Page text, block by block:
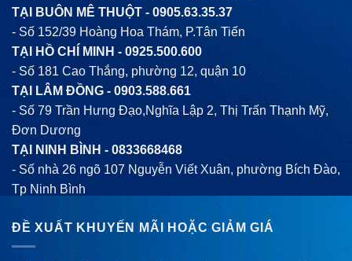
TẠI BUÔN MÊ THUỘT - 0905.63.35.37
- Số 152/39 Hoàng Hoa Thám, P.Tân Tiến
TẠI HỒ CHÍ MINH - 0925.500.600
- Số 181 Cao Thắng, phường 12, quận 10
TẠI LÂM ĐỒNG - 0903.588.661
- Số 79 Trần Hưng Đạo,Nghĩa Lập 2, Thị Trấn Thạnh Mỹ,
Đơn Dương
TẠI NINH BÌNH - 0833668468
- Số nhà 26 ngõ 107 Nguyễn Viết Xuân, phường Bích Đào,
Tp Ninh Bình
ĐỀ XUẤT KHUYẾN MÃI HOẶC GIẢM GIÁ